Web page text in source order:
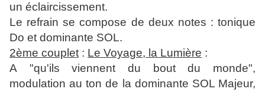
un éclaircissement.
Le refrain se compose de deux notes : tonique
Do et dominante SOL.
2ème couplet : Le Voyage, la Lumière :
A "qu'ils viennent du bout du monde",
modulation au ton de la dominante SOL Majeur,